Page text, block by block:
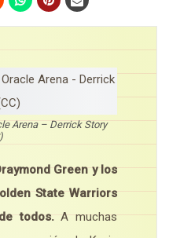
Arena – Derrick Story
Green y los
State Warriors
todos.A muchas